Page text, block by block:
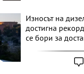
Износът на
достигна
се бори за